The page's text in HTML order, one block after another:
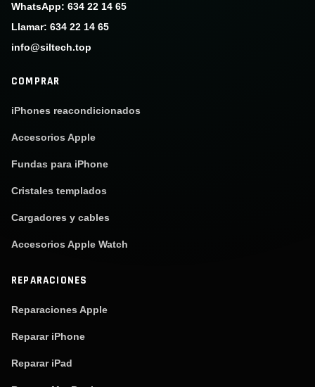
WhatsApp: 634 22 14 65
Llamar: 634 22 14 65
info@siltech.top
COMPRAR
iPhones reacondicionados
Accesorios Apple
Fundas para iPhone
Cristales templados
Cargadores y cables
Accesorios Apple Watch
REPARACIONES
Reparaciones Apple
Reparar iPhone
Reparar iPad